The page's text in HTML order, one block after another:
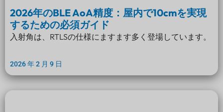
2026年のBLE AoA精度：屋内で10cmを実現
するための必須ガイド
入射角は、RTLSの仕様にますます多く登場しています。
2026 年 2 月 9 日